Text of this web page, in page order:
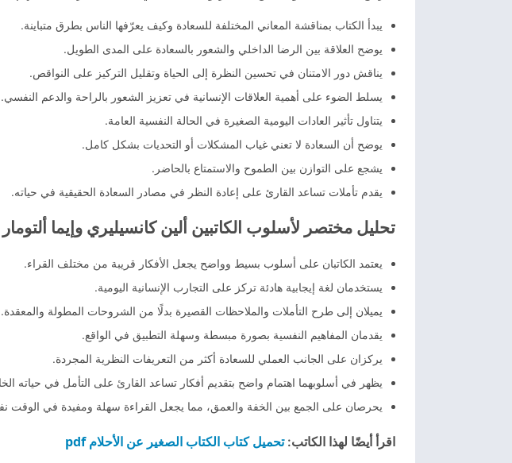
يبدأ الكتاب بمناقشة المعاني المختلفة للسعادة وكيف يعرّفها الناس بطرق متباينة.
يوضح العلاقة بين الرضا الداخلي والشعور بالسعادة على المدى الطويل.
يناقش دور الامتنان في تحسين النظرة إلى الحياة وتقليل التركيز على النواقص.
يسلط الضوء على أهمية العلاقات الإنسانية في تعزيز الشعور بالراحة والدعم النفسي.
يتناول تأثير العادات اليومية الصغيرة في الحالة النفسية العامة.
يوضح أن السعادة لا تعني غياب المشكلات أو التحديات بشكل كامل.
يشجع على التوازن بين الطموح والاستمتاع بالحاضر.
يقدم تأملات تساعد القارئ على إعادة النظر في مصادر السعادة الحقيقية في حياته.
تحليل مختصر لأسلوب الكاتبين ألين كانسيليري وإيما ألتومار
يعتمد الكاتبان على أسلوب بسيط وواضح يجعل الأفكار قريبة من مختلف القراء.
يستخدمان لغة إيجابية هادئة تركز على التجارب الإنسانية اليومية.
يميلان إلى طرح التأملات والملاحظات القصيرة بدلًا من الشروحات المطولة والمعقدة.
يقدمان المفاهيم النفسية بصورة مبسطة وسهلة التطبيق في الواقع.
يركزان على الجانب العملي للسعادة أكثر من التعريفات النظرية المجردة.
يظهر في أسلوبهما اهتمام واضح بتقديم أفكار تساعد القارئ على التأمل في حياته
يحرصان على الجمع بين الخفة والعمق، مما يجعل القراءة سهلة ومفيدة في الوقت
اقرأ أيضًا لهذا الكاتب:تحميل كتاب الكتاب الصغير عن الأحلام pdf